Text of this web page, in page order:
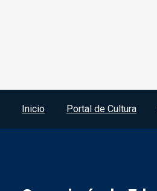
Menú del pie
Inicio Portal de Cultura